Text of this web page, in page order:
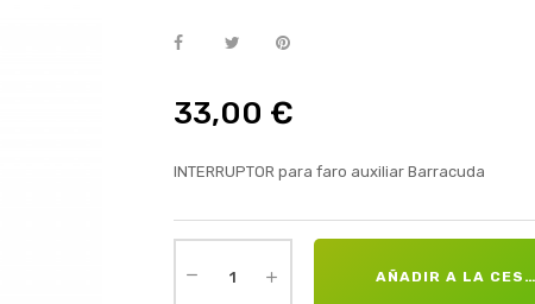
33,00 €
INTERRUPTOR para faro auxiliar Barracuda
AÑADIR A LA